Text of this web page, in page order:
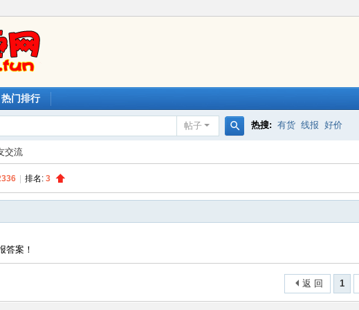
热门排行
帖子
索
热搜: 有货 线报 好价
交流
排名: 3
答案！
1
返 回